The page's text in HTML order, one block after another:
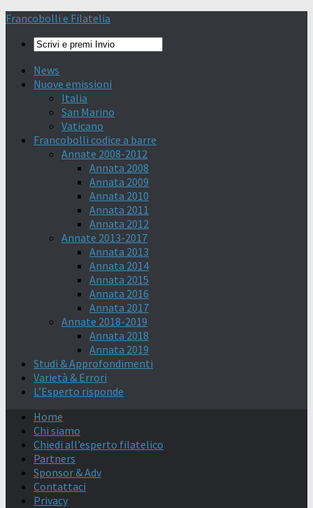
Francobolli e Filatelia
News
Nuove emissioni
Italia
San Marino
Vaticano
Francobolli codice a barre
Annate 2008-2012
Annata 2008
Annata 2009
Annata 2010
Annata 2011
Annata 2012
Annate 2013-2017
Annata 2013
Annata 2014
Annata 2015
Annata 2016
Annata 2017
Annate 2018-2019
Annata 2018
Annata 2019
Studi & Approfondimenti
Varietà & Errori
L’Esperto risponde
Home
Chi siamo
Chiedi all’esperto filatelico
Partners
Sponsor & Adv
Contattaci
Privacy